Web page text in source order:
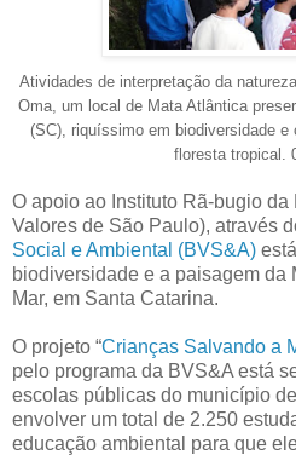
Atividades de interpretação da
Oma, um local de Mata Atlântica
(SC), riquíssimo em biodiversidade
floresta tropical.
O apoio ao Instituto Rã-bugio
Valores de São Paulo), através
Social e Ambiental (BVS&A)
biodiversidade e a paisagem da
Mar, em Santa Catarina.
O projeto “Crianças Salvando a
pelo programa da BVS&A está
escolas públicas do município
envolver um total de 2.250
educação ambiental para que